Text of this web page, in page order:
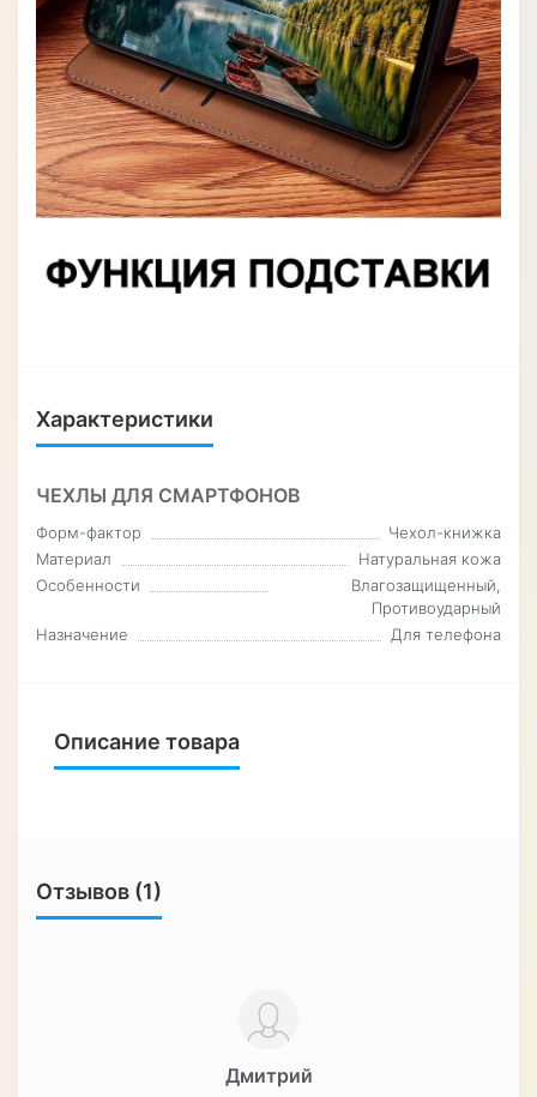
Характеристики
ЧЕХЛЫ ДЛЯ СМАРТФОНОВ
Форм-фактор
Чехол-книжка
Материал
Натуральная кожа
Особенности
Влагозащищенный,
Противоударный
Назначение
Для телефона
Описание товара
Отзывов (1)
Дмитрий